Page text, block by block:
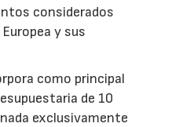
considerados
y sus
como principal
de 10
exclusivamente